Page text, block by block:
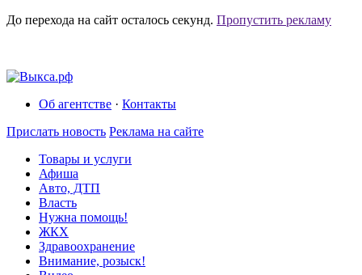
До перехода на сайт осталось секунд. Пропустить рекламу
Об агентстве · Контакты
Прислать новость Реклама на сайте
Товары и услуги
Афиша
Авто, ДТП
Власть
Нужна помощь!
ЖКХ
Здравоохранение
Внимание, розыск!